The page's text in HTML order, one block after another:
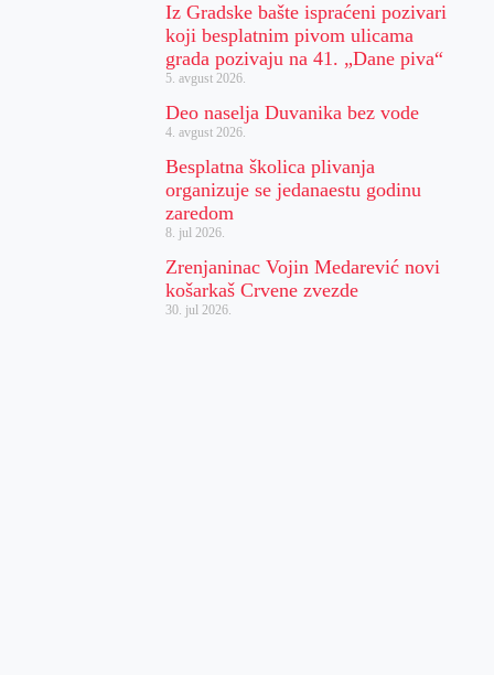
Iz Gradske bašte ispraćeni pozivari
koji besplatnim pivom ulicama
grada pozivaju na 41. „Dane piva“
5. avgust 2026.
Deo naselja Duvanika bez vode
4. avgust 2026.
Besplatna školica plivanja
organizuje se jedanaestu godinu
zaredom
8. jul 2026.
Zrenjaninac Vojin Medarević novi
košarkaš Crvene zvezde
30. jul 2026.